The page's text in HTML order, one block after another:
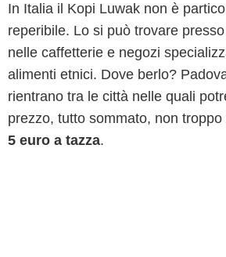
In Italia il Kopi Luwak non è
reperibile. Lo si può trovare
nelle caffetterie e negozi
alimenti etnici. Dove berlo?
rientrano tra le città nelle quali
prezzo, tutto sommato, non
5 euro a tazza.